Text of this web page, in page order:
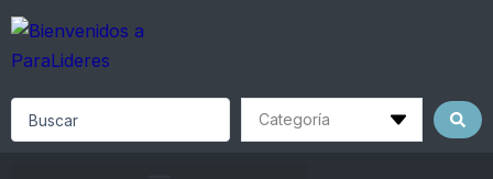
Skip
content